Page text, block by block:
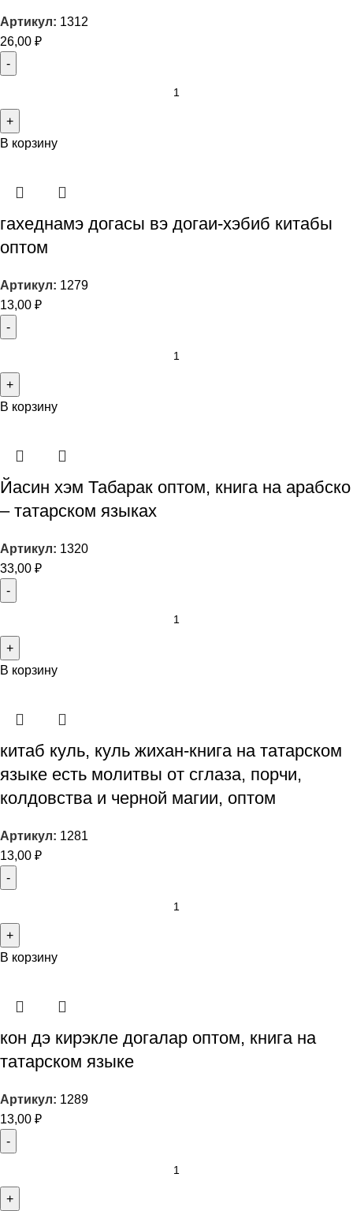
Артикул: 1312
26,00 ₽
В корзину
гахеднамэ догасы вэ догаи-хэбиб китабы
оптом
Артикул: 1279
13,00 ₽
В корзину
Йасин хэм Табарак оптом, книга на арабско
– татарском языках
Артикул: 1320
33,00 ₽
В корзину
китаб куль, куль жихан-книга на татарском
языке есть молитвы от сглаза, порчи,
колдовства и черной магии, оптом
Артикул: 1281
13,00 ₽
В корзину
кон дэ кирэкле догалар оптом, книга на
татарском языке
Артикул: 1289
13,00 ₽